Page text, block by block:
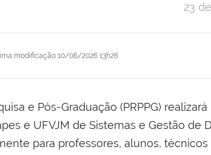
modificação 10/06/2026 13h26
23
e Pós-Graduação (PRPPG)
e UFVJM de Sistemas e Gestão de
para professores, alunos,